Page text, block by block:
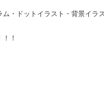
・ドットイラスト・背景イラ
！